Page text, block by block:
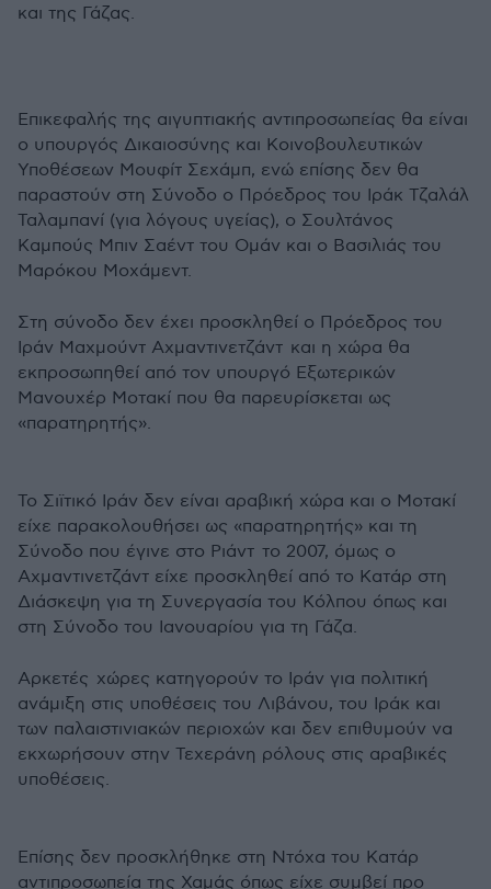
και της Γάζας.
Επικεφαλής της αιγυπτιακής αντιπροσωπείας θα είναι
ο υπουργός Δικαιοσύνης και Κοινοβουλευτικών
Υποθέσεων Μουφίτ Σεχάμπ, ενώ επίσης δεν θα
παραστούν στη Σύνοδο ο Πρόεδρος του Ιράκ Τζαλάλ
Ταλαμπανί (για λόγους υγείας), ο Σουλτάνος
Καμπούς Μπιν Σαέντ του Ομάν και ο Βασιλιάς του
Μαρόκου Μοχάμεντ.
Στη σύνοδο δεν έχει προσκληθεί ο Πρόεδρος του
Ιράν Μαχμούντ Αχμαντινετζάντ και η χώρα θα
εκπροσωπηθεί από τον υπουργό Εξωτερικών
Μανουχέρ Μοτακί που θα παρευρίσκεται ως
«παρατηρητής».
Το Σιϊτικό Ιράν δεν είναι αραβική χώρα και ο Μοτακί
είχε παρακολουθήσει ως «παρατηρητής» και τη
Σύνοδο που έγινε στο Ριάντ το 2007, όμως ο
Αχμαντινετζάντ είχε προσκληθεί από το Κατάρ στη
Διάσκεψη για τη Συνεργασία του Κόλπου όπως και
στη Σύνοδο του Ιανουαρίου για τη Γάζα.
Αρκετές χώρες κατηγορούν το Ιράν για πολιτική
ανάμιξη στις υποθέσεις του Λιβάνου, του Ιράκ και
των παλαιστινιακών περιοχών και δεν επιθυμούν να
εκχωρήσουν στην Τεχεράνη ρόλους στις αραβικές
υποθέσεις.
Επίσης δεν προσκλήθηκε στη Ντόχα του Κατάρ
αντιπροσωπεία της Χαμάς όπως είχε συμβεί προ